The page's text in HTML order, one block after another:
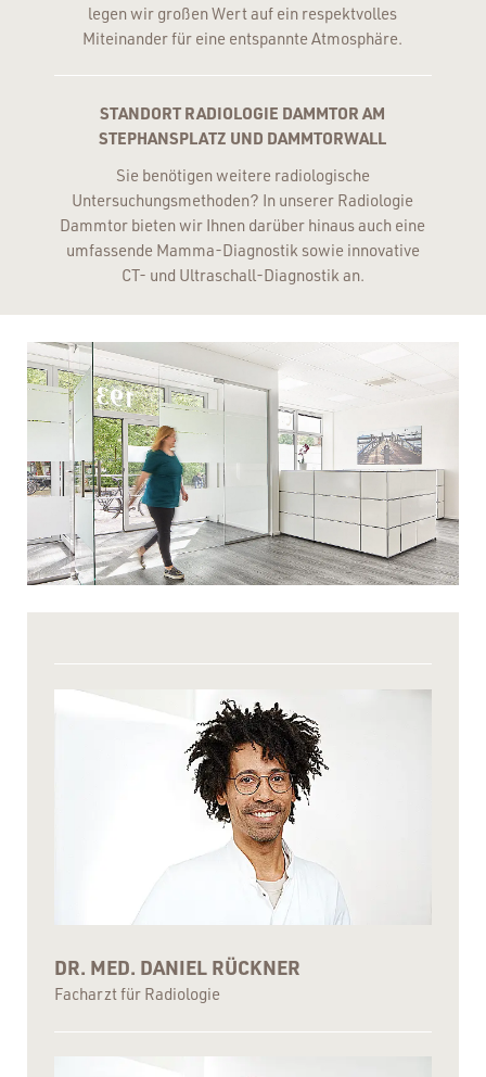
legen wir großen Wert auf ein respektvolles
Miteinander für eine entspannte Atmosphäre.
STANDORT RADIOLOGIE DAMMTOR AM
STEPHANSPLATZ UND DAMMTORWALL
Sie benötigen weitere radiologische
Untersuchungsmethoden? In unserer Radiologie
Dammtor bieten wir Ihnen darüber hinaus auch eine
umfassende Mamma-Diagnostik sowie innovative
CT- und Ultraschall-Diagnostik an.
DR. MED. DANIEL RÜCKNER
Facharzt für Radiologie